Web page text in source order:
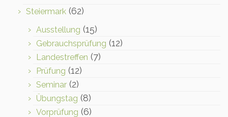
Steiermark (62)
Ausstellung (15)
Gebrauchsprüfung (12)
Landestreffen (7)
Prüfung (12)
Seminar (2)
Übungstag (8)
Vorprüfung (6)